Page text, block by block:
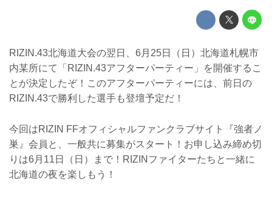
RIZIN.43北海道大会の翌日、6月25日（日）北海道札幌市
内某所にて「RIZIN.43アフターパーティー」を開催するこ
とが決定したぞ！このアフターパーティーには、前日の
RIZIN.43で勝利した選手も登壇予定だ！
今回はRIZIN FFオフィシャルファンクラブサイト『強者ノ
巣』会員と、一般共に募集がスタート！お申し込み締め切
りは6月11日（日）まで！RIZINファイターたちと一緒に
北海道の夜を楽しもう！